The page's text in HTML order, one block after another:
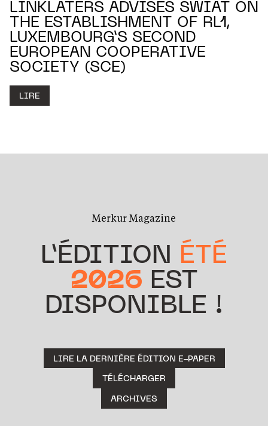
LINKLATERS ADVISES SWIAT ON
THE ESTABLISHMENT OF RL1,
LUXEMBOURG’S SECOND
EUROPEAN COOPERATIVE
SOCIETY (SCE)
LIRE
Merkur Magazine
L’ÉDITION ÉTÉ
2026 EST
DISPONIBLE !
LIRE LA DERNIÈRE ÉDITION E-PAPER
TÉLÉCHARGER
ARCHIVES